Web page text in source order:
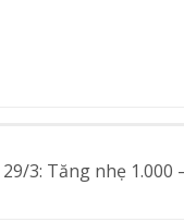
3: Tăng nhẹ 1.000